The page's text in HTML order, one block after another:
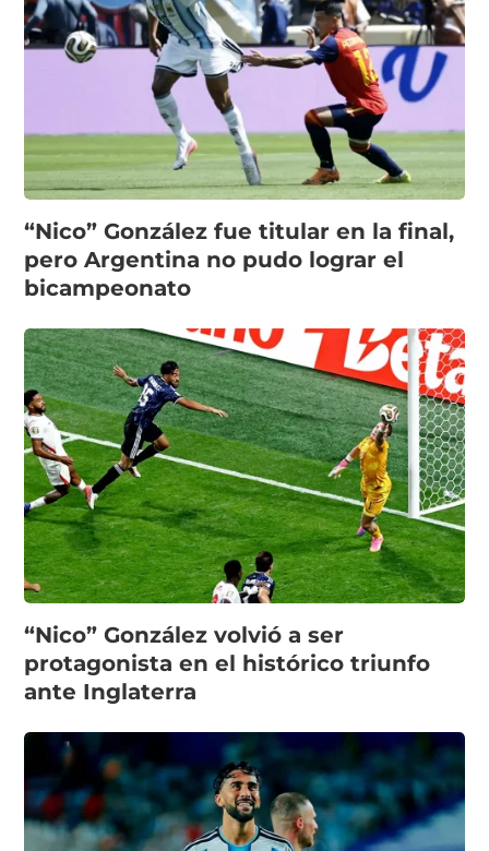
“Nico” González fue titular en la final,
pero Argentina no pudo lograr el
bicampeonato
“Nico” González volvió a ser
protagonista en el histórico triunfo
ante Inglaterra